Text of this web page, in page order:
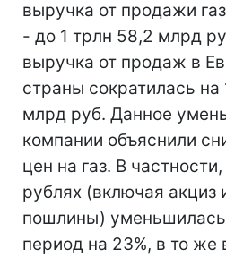
выручка от продажи
- до 1 трлн 58,2 млрд
выручка от продаж в
страны сократилась
млрд руб. Данное
компании объяснили
цен на газ. В
рублях (включая
пошлины) уменьшилась
период на 23%, в то же